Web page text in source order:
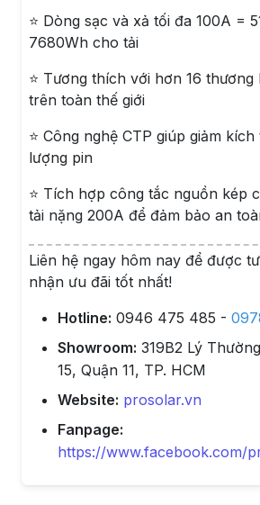
⭐ Dòng sạc và xả tối đa 100A =
7680Wh cho tải
⭐ Tương thích với hơn 16 thương
trên toàn thế giới
⭐ Công nghệ CTP giúp giảm
lượng pin
⭐ Tích hợp công tắc nguồn kép
tải nặng 200A để đảm bảo an
Liên hệ ngay hôm nay để được
nhận ưu đãi tốt nhất!
Hotline: 0946 475 485 -
Showroom: 319B2 Lý
15, Quận 11, TP. HCM
Website: prosolar.vn
Fanpage:
https://www.facebook.com/